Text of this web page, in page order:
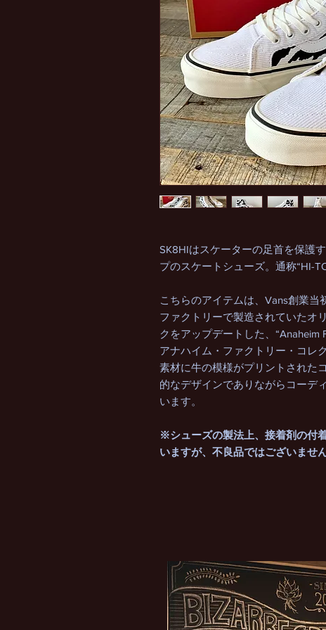
SK8HIはスケーターの足首を保護
プのスケートシューズ。通称“HI-
こちらのアイテムは、Vans創業当
ファクトリーで製造されていたオ
クをアップデートした、“Anaheim
アナハイム・ファクトリー・コレ
素材に牛の模様がプリントされた
的なデザインでありながらコーデ
います。
※シューズの製法上、接着剤の付
いますが、不良品ではございませ